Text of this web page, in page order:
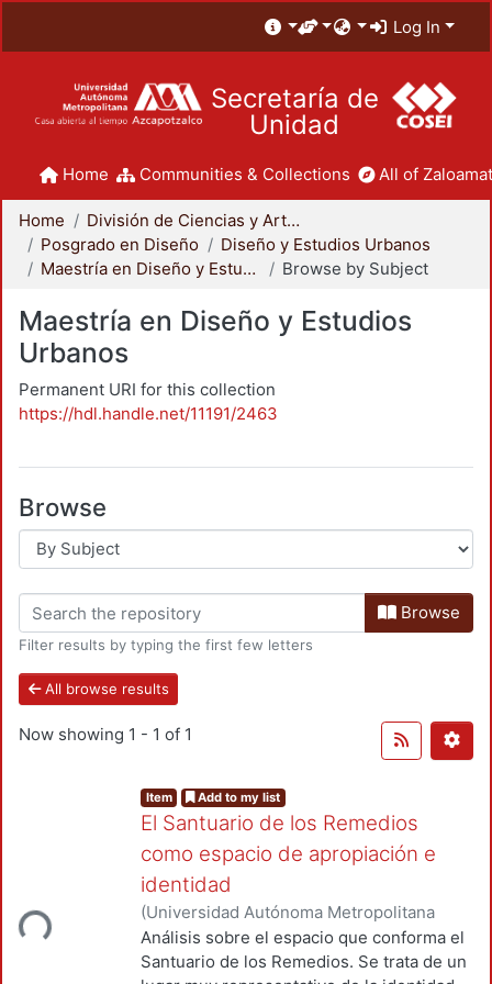
Log In
Secretaría de
Unidad
Home Communities & Collections All of
Home
División de Ciencias y Artes para el Diseño
Posgrado en Diseño
Diseño y Estudios Urbanos
Maestría en Diseño y Estudios Urbanos
Browse by Subject
Maestría en Diseño y Estudios
Urbanos
Permanent URI for this collection
https://hdl.handle.net/11191/2463
Browse
Browse
Filter results by typing the first few letters
All browse results
Now showing 1 - 1 of 1
Item Add to my list
El Santuario de los Remedios
como espacio de apropiación e
identidad
(Universidad Autónoma Metropolitana
(México). Unidad Azcapotzalco.
Coordinación de Servicios de
Análisis sobre el espacio que conforma el
Santuario de los Remedios. Se trata de un